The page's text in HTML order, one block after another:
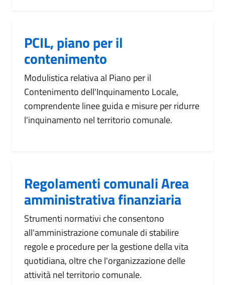
PCIL, piano per il
contenimento
Modulistica relativa al Piano per il
Contenimento dell'Inquinamento Locale,
comprendente linee guida e misure per ridurre
l'inquinamento nel territorio comunale.
Regolamenti comunali Area
amministrativa finanziaria
Strumenti normativi che consentono
all'amministrazione comunale di stabilire
regole e procedure per la gestione della vita
quotidiana, oltre che l'organizzazione delle
attività nel territorio comunale.